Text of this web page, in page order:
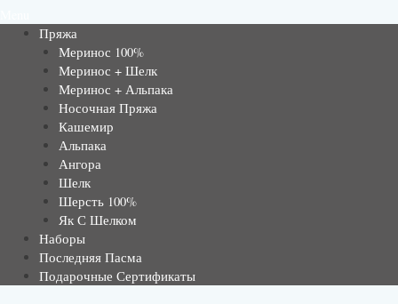
Пряжа
Меринос 100%
Меринос + Шелк
Меринос + Альпака
Носочная Пряжа
Кашемир
Альпака
Ангора
Шелк
Шерсть 100%
Як С Шелком
Наборы
Последняя Пасма
Подарочные Сертификаты